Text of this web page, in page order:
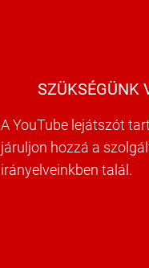
SZÜKSÉGÜNK
A YouTube lejátszót
járuljon hozzá a
irányelveinkben talál.